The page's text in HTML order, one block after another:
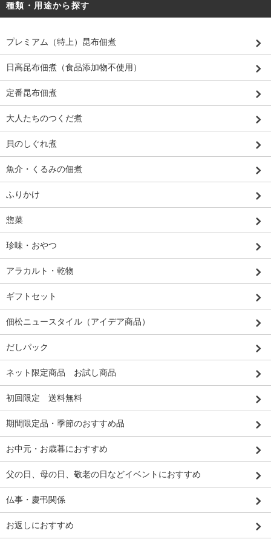
種類・用途から探す
プレミアム（特上）昆布佃煮
日高昆布佃煮（食品添加物不使用）
定番昆布佃煮
大人たちのつくだ煮
貝のしぐれ煮
魚介・くるみの佃煮
ふりかけ
惣菜
珍味・おやつ
アラカルト・乾物
ギフトセット
佃松ニュースタイル（アイデア商品）
だしパック
ネット限定商品 お試し商品
初回限定 送料無料
期間限定品・季節のおすすめ品
お中元・お歳暮におすすめ
父の日、母の日、敬老の日などイベントにおすすめ
仏事・慶弔関係
お返しにおすすめ